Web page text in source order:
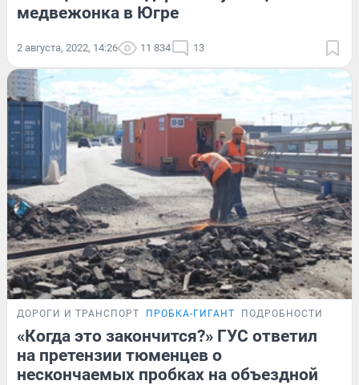
медвежонка в Югре
2 августа, 2022, 14:26 11 834 13
ДОРОГИ И ТРАНСПОРТ ПРОБКА-ГИГАНТ ПОДРОБНОСТИ
«Когда это закончится?» ГУС ответил
на претензии тюменцев о
нескончаемых пробках на объездной